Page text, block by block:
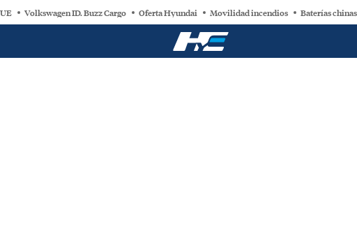
Volkswagen ID. Buzz Cargo Oferta Hyundai Movilidad incendios Baterías chinas